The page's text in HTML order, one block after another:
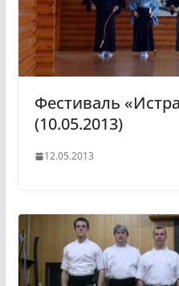
Фестиваль
(10.05.2013)
12.05.2013